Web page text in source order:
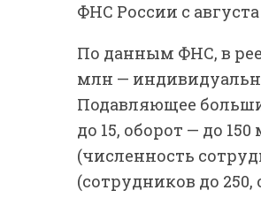
ФНС России с августа
По данным ФНС, в
млн —
Подавляющее
до 15, оборот — до
(численность
(сотрудников до 250,